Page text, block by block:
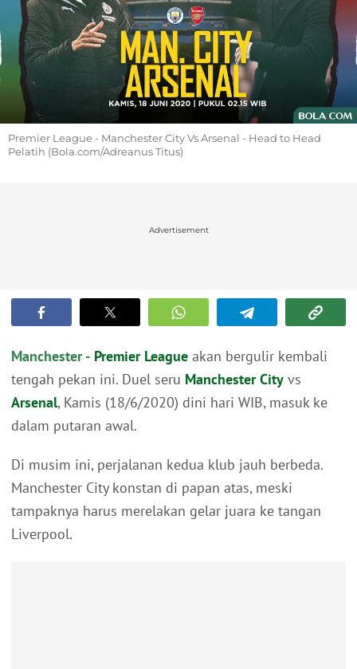
Premier League - Manchester City Vs Arsenal - Head to Head
Pelatih (Bola.com/Adreanus Titus)
Advertisement
Manchester - Premier League akan bergulir kembali
tengah pekan ini. Duel seru Manchester City vs
Arsenal, Kamis (18/6/2020) dini hari WIB, masuk ke
dalam putaran awal.
Di musim ini, perjalanan kedua klub jauh berbeda.
Manchester City konstan di papan atas, meski
tampaknya harus merelakan gelar juara ke tangan
Liverpool.